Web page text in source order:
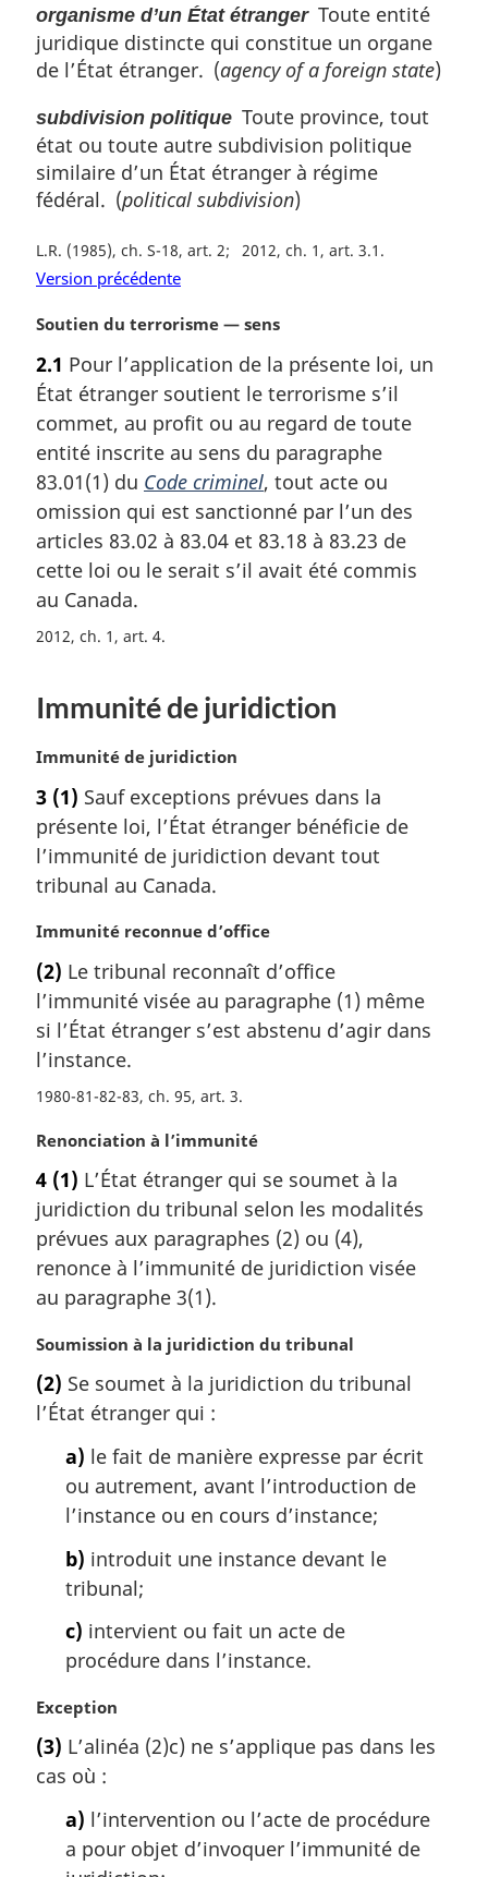
organisme d’un État étrangerToute entité
juridique distincte qui constitue un organe
de l’État étranger. (agency of a foreign state)
subdivision politique Toute province, tout
état ou toute autre subdivision politique
similaire d’un État étranger à régime
fédéral. (political subdivision)
L.R. (1985), ch. S-18, art. 2 2012, ch. 1, art. 3.1
Version précédente
N
t
e
m
a
g
i
n
a
e
:
Soutien du terrorisme — sens
2.1 Pour l’application de la présente loi, un
État étranger soutient le terrorisme s’il
commet, au profit ou au regard de toute
entité inscrite au sens du paragraphe
83.01(1) du Code criminel, tout acte ou
omission qui est sanctionné par l’un des
articles 83.02 à 83.04 et 83.18 à 83.23 de
cette loi ou le serait s’il avait été commis
au Canada.
2012, ch. 1, art. 4
Immunité de juridiction
N
t
e
m
a
g
n
a
e
:
Immunité de juridiction
3 (1) Sauf exceptions prévues dans la
présente loi, l’État étranger bénéficie de
l’immunité de juridiction devant tout
tribunal au Canada.
N
t
e
m
a
g
n
a
e
:
Immunité reconnue d’office
(2) Le tribunal reconnaît d’office
l’immunité visée au paragraphe (1) même
si l’État étranger s’est abstenu d’agir dans
l’instance.
1980-81-82-83, ch. 95, art. 3
N
t
e
m
a
g
n
a
l
e
Renonciation à l’immunité
4 (1) L’État étranger qui se soumet à la
juridiction du tribunal selon les modalités
prévues aux paragraphes (2) ou (4),
renonce à l’immunité de juridiction visée
au paragraphe 3(1).
N
t
e
Soumission à la juridiction du tribunal
(2) Se soumet à la juridiction du tribunal
l’État étranger qui :
a) le fait de manière expresse par écrit
ou autrement, avant l’introduction de
l’instance ou en cours d’instance;
b) introduit une instance devant le
tribunal;
c) intervient ou fait un acte de
procédure dans l’instance.
N
t
e
Exception
(3) L’alinéa (2)c) ne s’applique pas dans les
cas où :
a) l’intervention ou l’acte de procédure
a pour objet d’invoquer l’immunité de